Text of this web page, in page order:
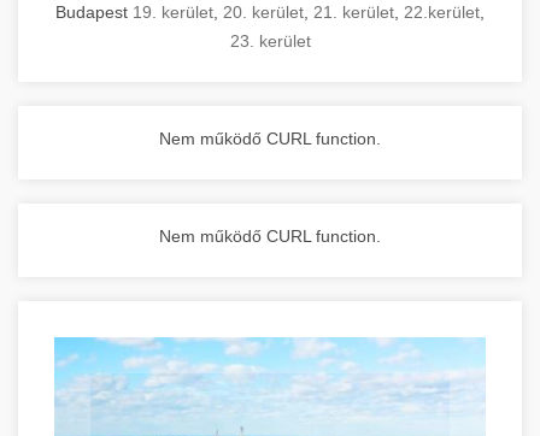
Budapest 19. kerület 20. kerület 21. kerület 22.kerület
23. kerület
Nem működő CURL function.
Nem működő CURL function.